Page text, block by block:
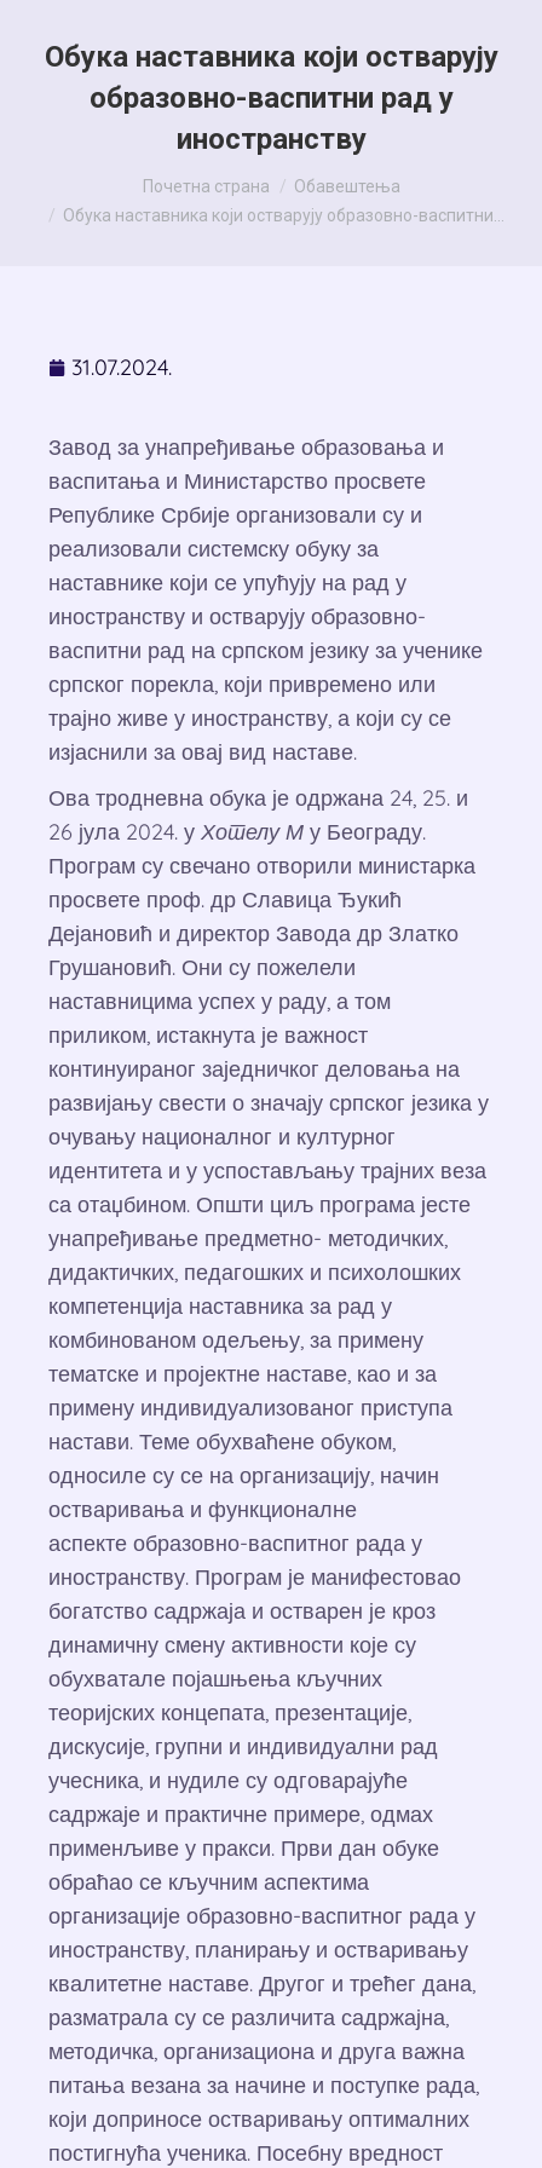
Обука наставника који остварују
образовно-васпитни рад у
иностранству
You are here:Почетна страна
Обавештења
Обука наставника који остварују образовно-васпитни…
31.07.2024.
Завод за унапређивање образовања и
васпитања и Министарство просвете
Републике Србије организовали су и
реализовали системску обуку за
наставнике који се упућују на рад у
иностранству и остварују образовно-
васпитни рад на српском језику за ученике
српског порекла, који привремено или
трајно живе у иностранству, а који су се
изјаснили за овај вид наставе.
Ова тродневна обука је одржана 24, 25. и
26 јула 2024. у Хотелу М у Београду.
Програм су свечано отворили министарка
просвете проф. др Славица Ђукић
Дејановић и директор Завода др Златко
Грушановић. Они су пожелели
наставницима успех у раду, а том
приликом, истакнута је важност
континуираног заједничког деловања на
развијању свести о значају српског језика у
очувању националног и културног
идентитета и у успостављању трајних веза
са отаџбином. Општи циљ програма јесте
унапређивање предметно- методичких,
дидактичких, педагошких и психолошких
компетенција наставника за рад у
комбинованом одељењу, за примену
тематске и пројектне наставе, као и за
примену индивидуализованог приступа
настави. Теме обухваћене обуком,
односиле су се на организацију, начин
остваривања и функционалне
аспекте образовно-васпитног рада у
иностранству. Програм је манифестовао
богатство садржаја и остварен је кроз
динамичну смену активности које су
обухватале појашњења кључних
теоријских концепата, презентације,
дискусије, групни и индивидуални рад
учесника, и нудиле су одговарајуће
садржаје и практичне примере, одмах
применљиве у пракси. Први дан обуке
обраћао се кључним аспектима
организације образовно-васпитног рада у
иностранству, планирању и остваривању
квалитетне наставе. Другог и трећег дана,
разматрала су се различита садржајна,
методичка, организациона и друга важна
питања везана за начине и поступке рада,
који доприносе остваривању оптималних
постигнућа ученика. Посебну вредност